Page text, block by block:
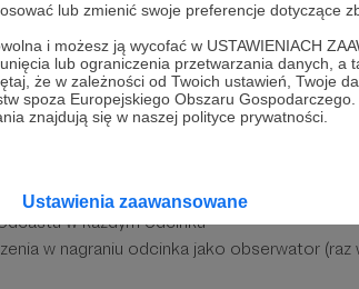
lub zmienić swoje preferencje dotyczące
i możesz ją wycofać w USTAWIENIACH
lub ograniczenia przetwarzania danych,
że w zależności od Twoich ustawień, Twoje
spoza Europejskiego Obszaru
znajdują się w naszej polityce prywatności.
Ustawienia zaawansowane
Mistrzowskie
konsultacja ze mną raz na pół roku
i nazwiska (lub pseudonimu) jako
w każdym odcinku
w nagraniu odcinka jako obserwator (raz